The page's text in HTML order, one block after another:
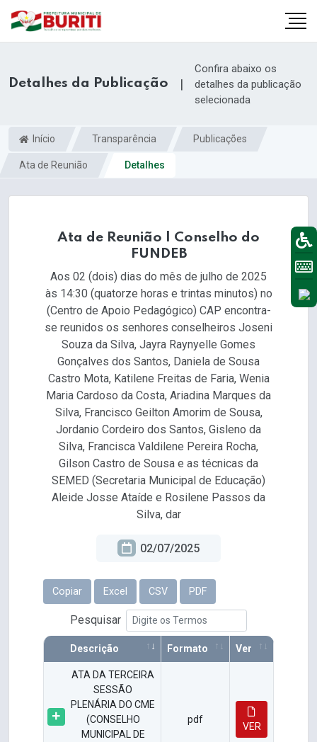
Detalhes da Publicação |
Confira abaixo os
detalhes da publicação
selecionada
Início Transparência Publicações
Ata de Reunião Detalhes
Ata de Reunião | Conselho do
FUNDEB
Aos 02 (dois) dias do mês de julho de 2025
às 14:30 (quatorze horas e trintas minutos) no
(Centro de Apoio Pedagógico) CAP encontra-
se reunidos os senhores conselheiros Joseni
Souza da Silva, Jayra Raynyelle Gomes
Gonçalves dos Santos, Daniela de Sousa
Castro Mota, Katilene Freitas de Faria, Wenia
Maria Cardoso da Costa, Ariadina Marques da
Silva, Francisco Geilton Amorim de Sousa,
Jordanio Cordeiro dos Santos, Gisleno da
Silva, Francisca Valdilene Pereira Rocha,
Gilson Castro de Sousa e as técnicas da
SEMED (Secretaria Municipal de Educação)
Aleide Josse Ataíde e Rosilene Passos da
Silva, dar
02/07/2025
Copiar Excel CSV PDF
Pesquisar
Descrição Formato Ver
ATA DA TERCEIRA
SESSÃO
PLENÁRIA DO CME
(CONSELHO
MUNICIPAL DE
pdf
VER